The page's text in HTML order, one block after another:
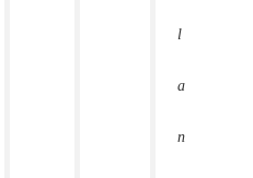
l
a
n